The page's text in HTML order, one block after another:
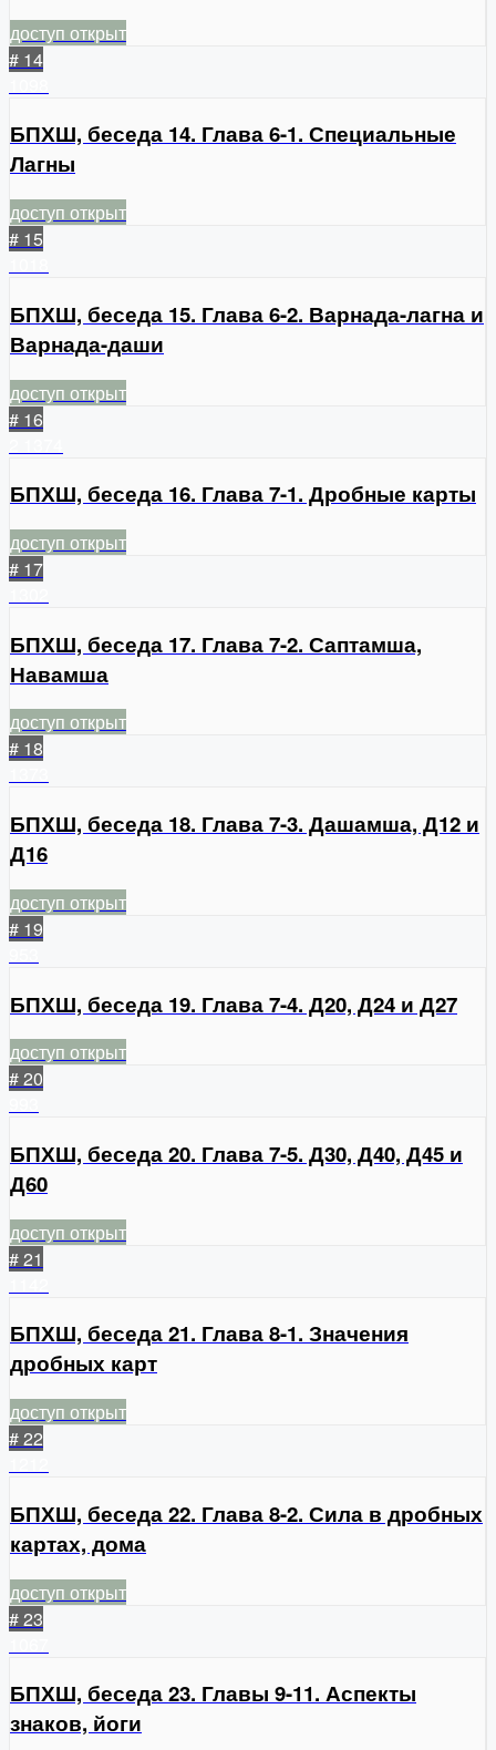
доступ открыт
# 14
БПХШ, беседа 14. Глава 6-1. Специальные
Лагны
доступ открыт
# 15
БПХШ, беседа 15. Глава 6-2. Варнада-лагна и
Варнада-даши
доступ открыт
# 16
БПХШ, беседа 16. Глава 7-1. Дробные карты
доступ открыт
# 17
БПХШ, беседа 17. Глава 7-2. Саптамша,
Навамша
доступ открыт
# 18
БПХШ, беседа 18. Глава 7-3. Дашамша, Д12 и
Д16
доступ открыт
# 19
БПХШ, беседа 19. Глава 7-4. Д20, Д24 и Д27
доступ открыт
# 20
БПХШ, беседа 20. Глава 7-5. Д30, Д40, Д45 и
Д60
доступ открыт
# 21
БПХШ, беседа 21. Глава 8-1. Значения
дробных карт
доступ открыт
# 22
БПХШ, беседа 22. Глава 8-2. Сила в дробных
картах, дома
доступ открыт
# 23
БПХШ, беседа 23. Главы 9-11. Аспекты
знаков, йоги